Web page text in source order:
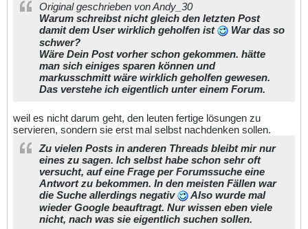
Original geschrieben von Andy_30
Warum schreibst nicht gleich den letzten Post
damit dem User wirklich geholfen ist
War das so
schwer?
Wäre Dein Post vorher schon gekommen. hätte
man sich einiges sparen können und
markusschmitt wäre wirklich geholfen gewesen.
Das verstehe ich eigentlich unter einem Forum.
weil es nicht darum geht, den leuten fertige lösungen zu
servieren, sondern sie erst mal selbst nachdenken sollen.
Zu vielen Posts in anderen Threads bleibt mir nur
eines zu sagen. Ich selbst habe schon sehr oft
versucht, auf eine Frage per Forumssuche eine
Antwort zu bekommen. In den meisten Fällen war
die Suche allerdings negativ
Also wurde mal
wieder Google beauftragt. Nur wissen eben viele
nicht, nach was sie eigentlich suchen sollen.